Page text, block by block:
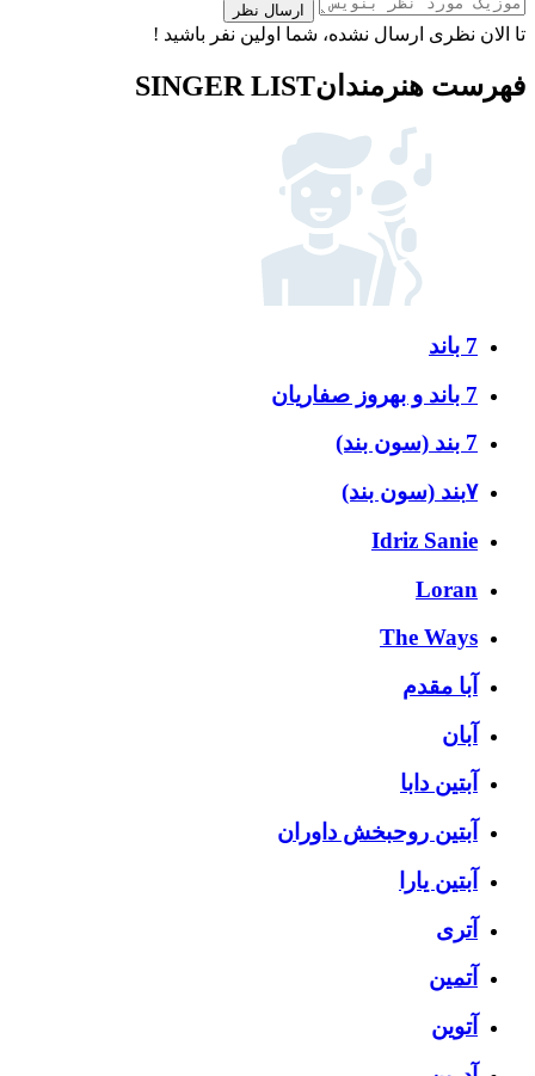
ارسال نظر
تا الان نظری ارسال نشده، شما اولین نفر باشید !
فهرست هنرمندانSINGER LIST
7 باند
7 باند و بهروز صفاریان
7 بند (سون بند)
۷بند (سون بند)
Idriz Sanie
Loran
The Ways
آبا مقدم
آبان
آبتین دابا
آبتین روحبخش داوران
آبتین یارا
آتری
آتمین
آتوین